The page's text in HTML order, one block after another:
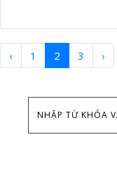
‹ 1 2 3 ›